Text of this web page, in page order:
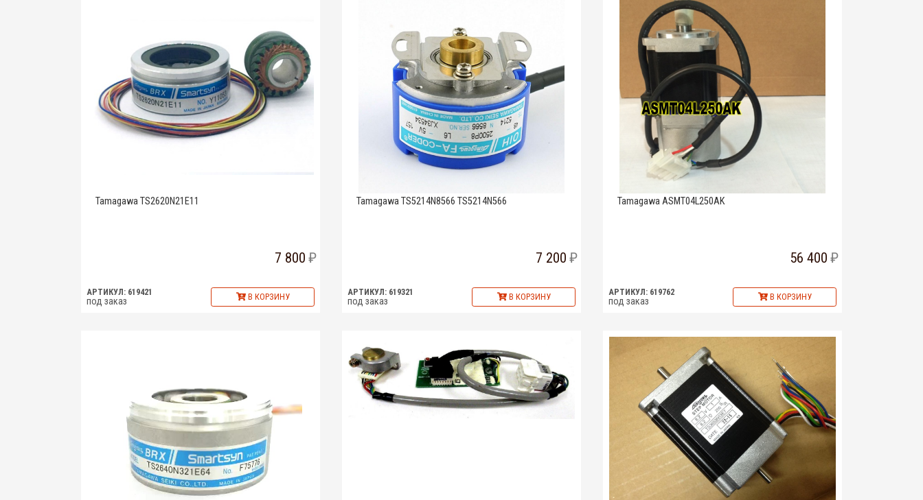
Tamagawa TS2620N21E11
7 800
АРТИКУЛ: 619421
под заказ В КОРЗИНУ
Tamagawa TS5214N8566 TS5214N566
7 200
АРТИКУЛ: 619321
под заказ В КОРЗИНУ
Tamagawa ASMT04L250AK
56 400
АРТИКУЛ: 619762
под заказ В КОРЗИНУ